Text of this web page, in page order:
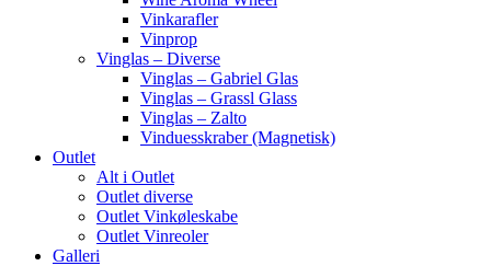
Vinkarafler
Vinprop
Vinglas – Diverse
Vinglas – Gabriel Glas
Vinglas – Grassl Glass
Vinglas – Zalto
Vinduesskraber (Magnetisk)
Outlet
Alt i Outlet
Outlet diverse
Outlet Vinkøleskabe
Outlet Vinreoler
Galleri